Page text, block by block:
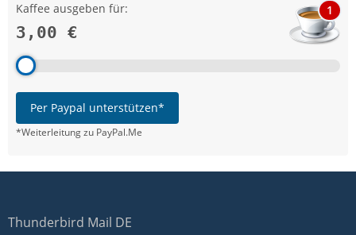
Kaffee ausgeben für:
3,00 €
1
Per Paypal unterstützen*
*Weiterleitung zu PayPal.Me
Thunderbird Mail DE